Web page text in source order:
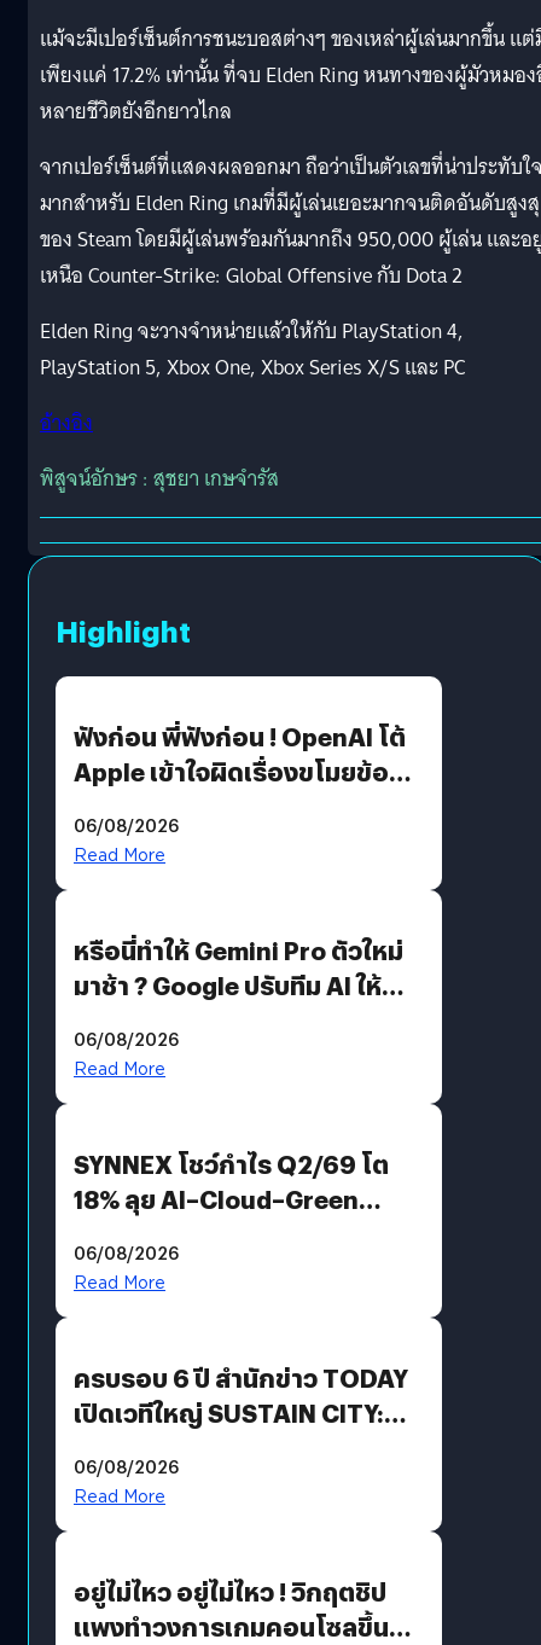
แม้จะมีเปอร์เซ็นต์การชนะบอสต่างๆ ของเหล่าผู้เล่นมากขึ้น แ
เพียงแค่ 17.2% เท่านั้น ที่จบ Elden Ring หนทางของผู้มัวหมอ
หลายชีวิตยังอีกยาวไกล
จากเปอร์เซ็นต์ที่แสดงผลออกมา ถือว่าเป็นตัวเลขที่น่าประทับใ
มากสำหรับ Elden Ring เกมที่มีผู้เล่นเยอะมากจนติดอันดับสูง
ของ Steam โดยมีผู้เล่นพร้อมกันมากถึง 950,000 ผู้เล่น และอ
เหนือ Counter-Strike: Global Offensive กับ Dota 2
Elden Ring จะวางจำหน่ายแล้วให้กับ PlayStation 4,
PlayStation 5, Xbox One, Xbox Series X/S และ PC
อ้างอิง
พิสูจน์อักษร : สุชยา เกษจำรัส
Highlight
ฟังก่อน พี่ฟังก่อน ! OpenAI โต้
Apple เข้าใจผิดเรื่องขโมยข้อมูล
06/08/2026
Read More
หรือนี่ทำให้ Gemini Pro ตัวใหม่
มาช้า ? Google ปรับทีม AI ให้
AGI
06/08/2026
Read More
SYNNEX โชว์กำไร Q2/69 โต
18% ลุย AI–Cloud–Green
Revenue เร่งเครื่อง New
06/08/2026
Read More
ครบรอบ 6 ปี สำนักข่าว TODAY
เปิดเวทีใหญ่ SUSTAIN CITY:
แนวทางปรับตัวสู่เศรษฐกิจสี
06/08/2026
Read More
อยู่ไม่ไหว อยู่ไม่ไหว ! วิกฤตชิป
แพงทำวงการเกมคอนโซลขึ้น